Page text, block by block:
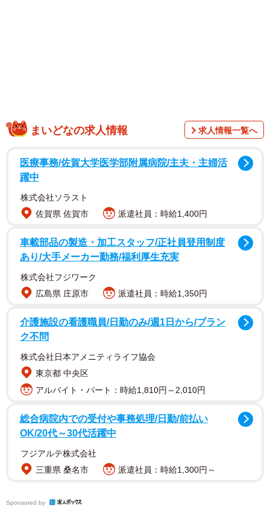
〈2017年〉47年後に再現した家族写真。父が再びサンタに。／淡路康晴
さん（@awajii）提供
再現写真を撮影したのは、当時“弟”として写っていた淡路康
フワークとして続けています。背景や構図、服装に至るま
で、できる限り元の写真に寄せて再現することにこだわっ
ているといいます。
「1970年の写真は12月に撮りました。長女の誕生日が12月
す。だからケーキにロウソクが立っているんですね。再現
した2017年の写真は8月に撮影しました。今度は次女の誕
まいどなの求人情報 求人情報一覧へ
医療事務/佐賀大学医学部附属病院/主夫・主婦活
躍中
株式会社ソラスト
佐賀県 佐賀市
派遣社員：時給1,400円
車載部品の製造・加工スタッフ/正社員登用制度
あり/大手メーカー勤務/福利厚生充実
株式会社フジワーク
広島県 庄原市
派遣社員：時給1,350円
介護施設の看護職員/日勤のみ/週1日から/ブラン
ク不問
株式会社日本アメニティライフ協会
東京都 中央区
アルバイト・パート：時給1,810円～2,010円
総合病院内での受付や事務処理/日勤/前払い
OK/20代～30代活躍中
フジアルテ株式会社
三重県 桑名市
派遣社員：時給1,300円～
Sponsored by